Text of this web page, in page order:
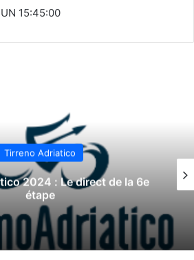
15:45:00
Tirreno Adriatico
2024 : Le direct de la 6e
étape